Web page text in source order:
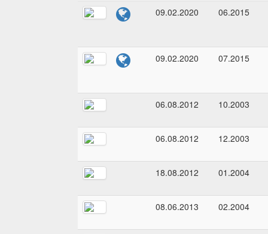
09.02.2020 06.2015
09.02.2020 07.2015
06.08.2012 10.2003
06.08.2012 12.2003
18.08.2012 01.2004
08.06.2013 02.2004